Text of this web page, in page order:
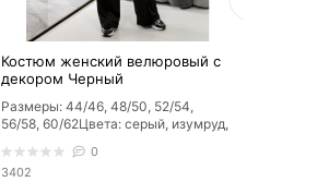
Костюм женский велюровый с
декором Черный
Размеры: 44/46, 48/50, 52/54,
56/58, 60/62Цвета: серый, изумруд,
се..
0
3402